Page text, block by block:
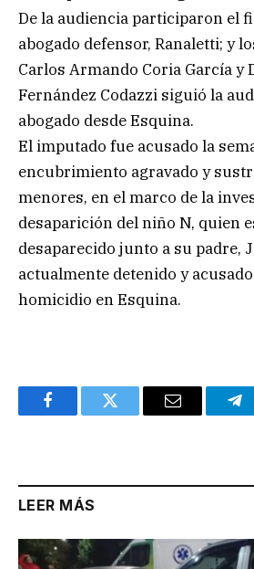
De la audiencia participaron el
abogado defensor, Ranaletti; y
Carlos Armando Coria García y
Fernández Codazzi siguió la
abogado desde Esquina.
El imputado fue acusado la
encubrimiento agravado y
menores, en el marco de la
desaparición del niño N, quien
desaparecido junto a su padre,
actualmente detenido y
homicidio en Esquina.
FacebookTwitter Email
LEER MÁS